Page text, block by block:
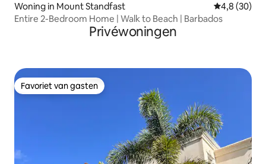
Woning in Mount Standfast Gemiddelde
4,8 (30)
Entire 2-Bedroom Home | Walk to Beach | Barbados
Privéwoningen
Favoriet van gasten
Favoriet van gasten